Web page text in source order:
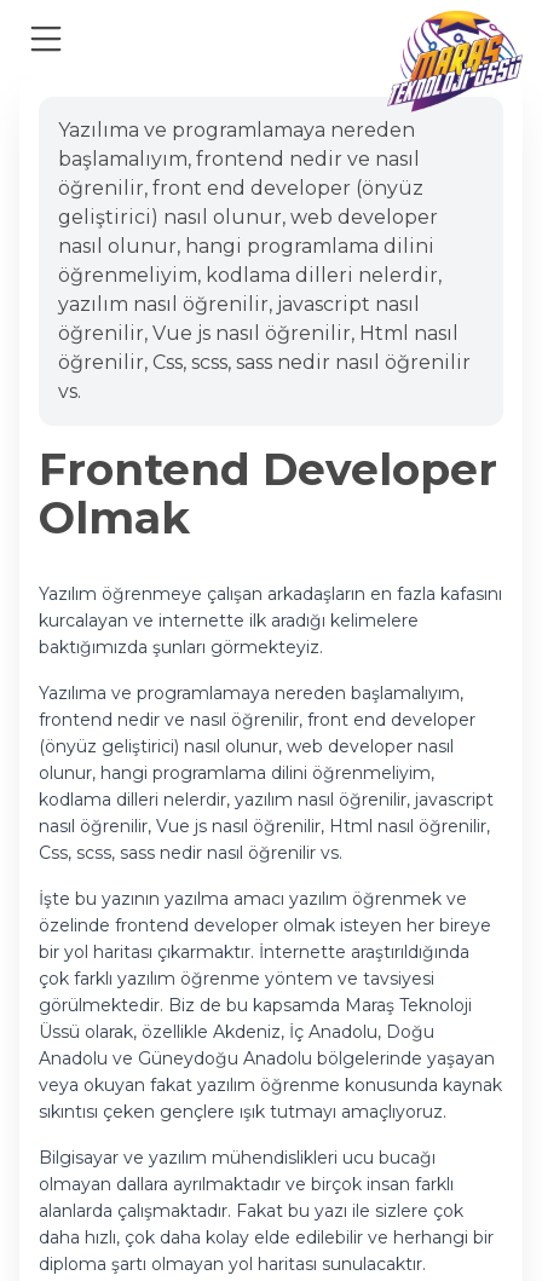
Yazılıma ve programlamaya nereden
başlamalıyım, frontend nedir ve nasıl
öğrenilir, front end developer (önyüz
geliştirici) nasıl olunur, web developer
nasıl olunur, hangi programlama dilini
öğrenmeliyim, kodlama dilleri nelerdir,
yazılım nasıl öğrenilir, javascript nasıl
öğrenilir, Vue js nasıl öğrenilir, Html nasıl
öğrenilir, Css, scss, sass nedir nasıl öğrenilir
vs.
Frontend Developer
Olmak
Yazılım öğrenmeye çalışan arkadaşların en fazla kafasını
kurcalayan ve internette ilk aradığı kelimelere
baktığımızda şunları görmekteyiz.
Yazılıma ve programlamaya nereden başlamalıyım,
frontend nedir ve nasıl öğrenilir, front end developer
(önyüz geliştirici) nasıl olunur, web developer nasıl
olunur, hangi programlama dilini öğrenmeliyim,
kodlama dilleri nelerdir, yazılım nasıl öğrenilir, javascript
nasıl öğrenilir, Vue js nasıl öğrenilir, Html nasıl öğrenilir,
Css, scss, sass nedir nasıl öğrenilir vs.
İşte bu yazının yazılma amacı yazılım öğrenmek ve
özelinde frontend developer olmak isteyen her bireye
bir yol haritası çıkarmaktır. İnternette araştırıldığında
çok farklı yazılım öğrenme yöntem ve tavsiyesi
görülmektedir. Biz de bu kapsamda Maraş Teknoloji
Üssü olarak, özellikle Akdeniz, İç Anadolu, Doğu
Anadolu ve Güneydoğu Anadolu bölgelerinde yaşayan
veya okuyan fakat yazılım öğrenme konusunda kaynak
sıkıntısı çeken gençlere ışık tutmayı amaçlıyoruz.
Bilgisayar ve yazılım mühendislikleri ucu bucağı
olmayan dallara ayrılmaktadır ve birçok insan farklı
alanlarda çalışmaktadır. Fakat bu yazı ile sizlere çok
daha hızlı, çok daha kolay elde edilebilir ve herhangi bir
diploma şartı olmayan yol haritası sunulacaktır.